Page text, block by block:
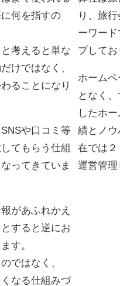
何を指すの
と考えると単な
けではなく、
ることになり
や口コミ等
てもらう仕組
ってきていま
があふれかえ
すると逆にお
す。
ではなく、
くなる仕組みづ
り、旅
ーワー
プしてお
ホームペ
となく
したホ
績とノウ
在では２
運営管理